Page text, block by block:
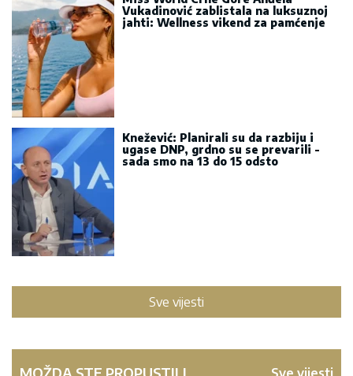
Vukadinović zablistala na luksuznoj
jahti: Wellness vikend za pamćenje
Knežević: Planirali su da razbiju i
ugase DNP, grdno su se prevarili -
sada smo na 13 do 15 odsto
Sve vijesti